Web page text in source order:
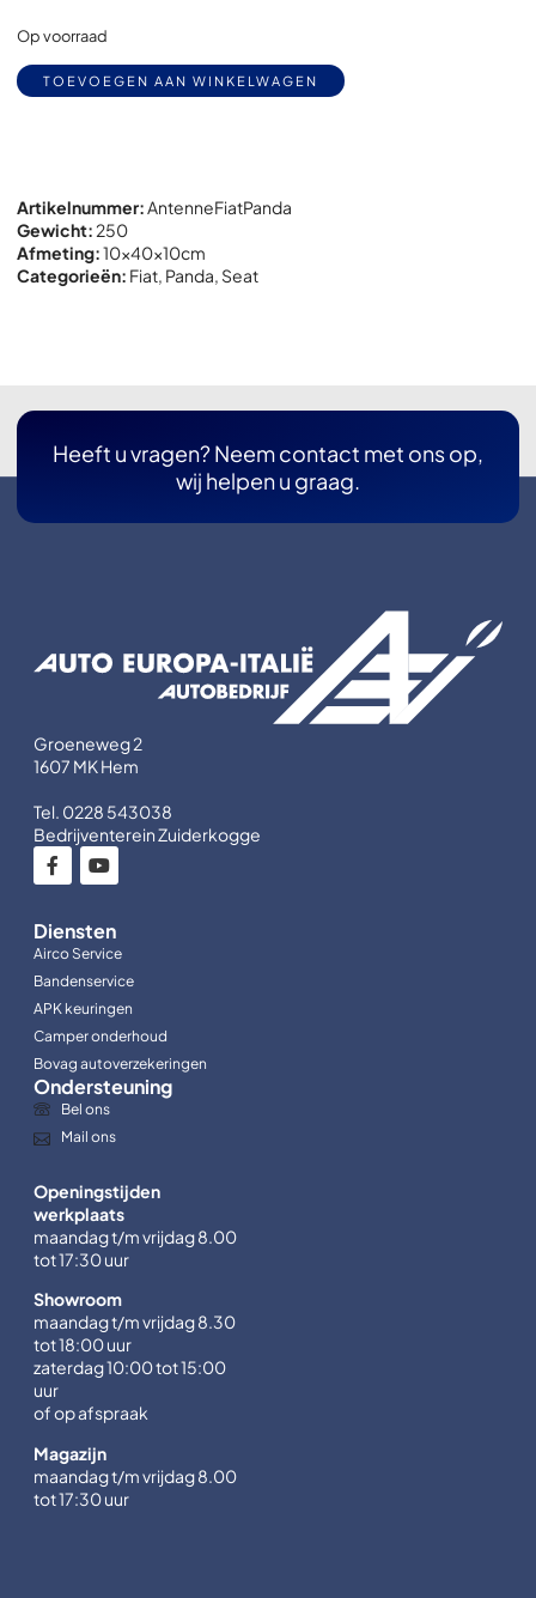
Op voorraad
TOEVOEGEN AAN WINKELWAGEN
Artikelnummer:AntenneFiatPanda
Gewicht: 250
Afmeting:10x40x10cm
Categorieën: Fiat, Panda, Seat
Heeft u vragen? Neem contact met ons op,
wij helpen u graag.
Groeneweg 2
1607 MK Hem
Tel. 0228 543038
Bedrijventerein Zuiderkogge
Diensten
Airco Service
Bandenservice
APK keuringen
Camper onderhoud
Bovag autoverzekeringen
Ondersteuning
Bel ons
Mail ons
Openingstijden
werkplaats
maandag t/m vrijdag 8.00
tot 17:30 uur
Showroom
maandag t/m vrijdag 8.30
tot 18:00 uur
zaterdag 10:00 tot 15:00
uur
of op afspraak
Magazijn
maandag t/m vrijdag 8.00
tot 17:30 uur